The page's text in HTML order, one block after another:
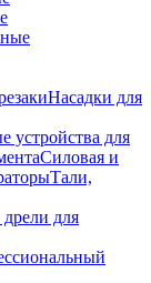
Насадки для
устройства для
Силовая и
Тали,
для